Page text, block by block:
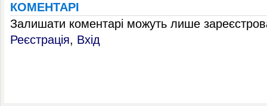
КОМЕНТАРІ
Залишати коментарі можуть лише
Реєстрація, Вхід